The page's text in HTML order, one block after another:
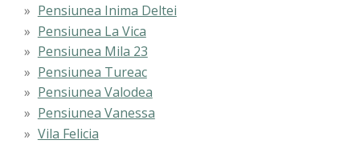
Pensiunea Inima Deltei
Pensiunea La Vica
Pensiunea Mila 23
Pensiunea Tureac
Pensiunea Valodea
Pensiunea Vanessa
Vila Felicia